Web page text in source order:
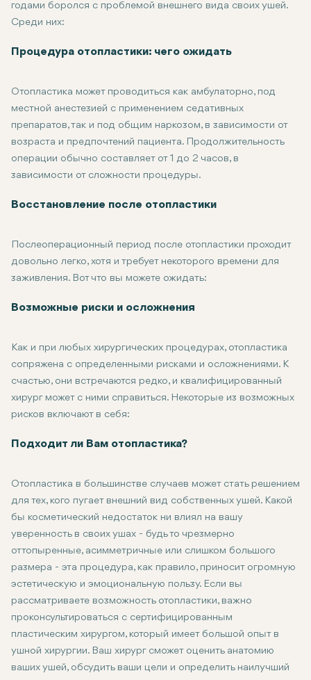
годами боролся с проблемой внешнего вида своих ушей.
Среди них:
Улучшение эстетического вида: Отопластика улучшает
Повышение уверенности в себе: Отопластика помогает
Постоянные результаты: Отопластика обеспечивает
Минимальное образование рубцов: Разрезы для
Процедура отопластики: чего ожидать
Отопластика может проводиться как амбулаторно, под
местной анестезией с применением седативных
препаратов, так и под общим наркозом, в зависимости от
возраста и предпочтений пациента. Продолжительность
операции обычно составляет от 1 до 2 часов, в
зависимости от сложности процедуры.
Во время операции хирург может сделать небольшие
Отопластика редко бывает очень болезненной процедурой,
Восстановление после отопластики
Послеоперационный период после отопластики проходит
довольно легко, хотя и требует некоторого времени для
заживления. Вот что вы можете ожидать:
Первоначальное восстановление: Сразу после операции
Послеоперационные повязки: После операции пациенты
Возвращение к обычной деятельности: Большинство
Конечные результаты: Окончательные результаты
Возможные риски и осложнения
Как и при любых хирургических процедурах, отопластика
сопряжена с определенными рисками и осложнениями. К
счастью, они встречаются редко, и квалифицированный
хирург может с ними справиться. Некоторые из возможных
рисков включают в себя:
Инфекцию: Инфекция возможна после операции, хотя и
Рубцевание: Даже при выполнении разрезов за ухом
Асимметрия: В некоторых случаях конечные результаты
Изменения на нервах: Некоторые люди ощущают изменения
Подходит ли Вам отопластика?
Отопластика в большинстве случаев может стать решением
для тех, кого пугает внешний вид собственных ушей. Какой
бы косметический недостаток ни влиял на вашу
уверенность в своих ушах - будь то чрезмерно
оттопыренные, асимметричные или слишком большого
размера - эта процедура, как правило, приносит огромную
эстетическую и эмоциональную пользу. Если вы
рассматриваете возможность отопластики, важно
проконсультироваться с сертифицированным
пластическим хирургом, который имеет большой опыт в
ушной хирургии. Ваш хирург сможет оценить анатомию
ваших ушей, обсудить ваши цели и определить наилучший